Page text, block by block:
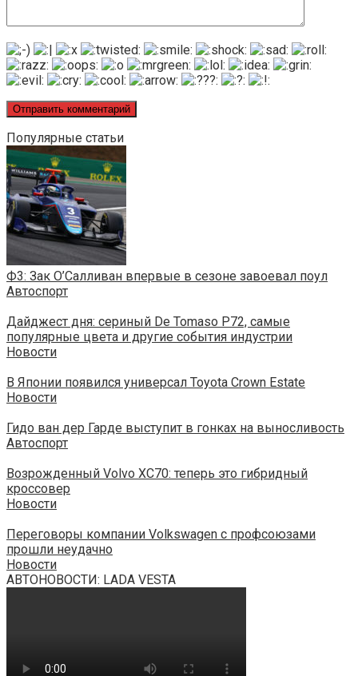
Популярные статьи
Ф3: Зак О’Салливан впервые в сезоне завоевал поул
Автоспорт
Дайджест дня: сериный De Tomaso P72, самые
популярные цвета и другие события индустрии
Новости
В Японии появился универсал Toyota Crown Estate
Новости
Гидо ван дер Гарде выступит в гонках на выносливость
Автоспорт
Возрожденный Volvo XC70: теперь это гибридный
кроссовер
Новости
Переговоры компании Volkswagen с профсоюзами
прошли неудачно
Новости
АВТОНОВОСТИ: LADA VESTA